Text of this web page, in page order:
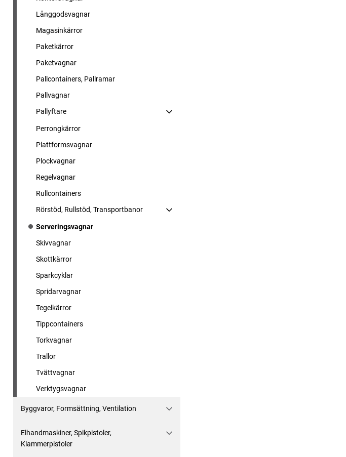
Långgodsvagnar
Magasinkärror
Paketkärror
Paketvagnar
Pallcontainers, Pallramar
Pallvagnar
Pallyftare
Perrongkärror
Plattformsvagnar
Plockvagnar
Regelvagnar
Rullcontainers
Rörstöd, Rullstöd, Transportbanor
Serveringsvagnar
Skivvagnar
Skottkärror
Sparkcyklar
Spridarvagnar
Tegelkärror
Tippcontainers
Torkvagnar
Trallor
Tvättvagnar
Verktygsvagnar
Byggvaror, Formsättning, Ventilation
Elhandmaskiner, Spikpistoler,
Klammerpistoler